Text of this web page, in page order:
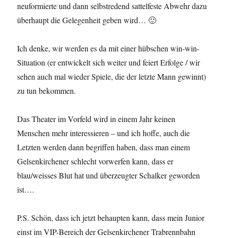
neuformierte und dann selbstredend sattelfeste Abwehr dazu
überhaupt die Gelegenheit geben wird… 🙂
Ich denke, wir werden es da mit einer hübschen win-win-
Situation (er entwickelt sich weiter und feiert Erfolge / wir
sehen auch mal wieder Spiele, die der letzte Mann gewinnt)
zu tun bekommen.
Das Theater im Vorfeld wird in einem Jahr keinen
Menschen mehr interessieren – und ich hoffe, auch die
Letzten werden dann begriffen haben, dass man einem
Gelsenkirchener schlecht vorwerfen kann, dass er
blau/weisses Blut hat und überzeugter Schalker geworden
ist….
P.S. Schön, dass ich jetzt behaupten kann, dass mein Junior
einst im VIP-Bereich der Gelsenkirchener Trabrennbahn